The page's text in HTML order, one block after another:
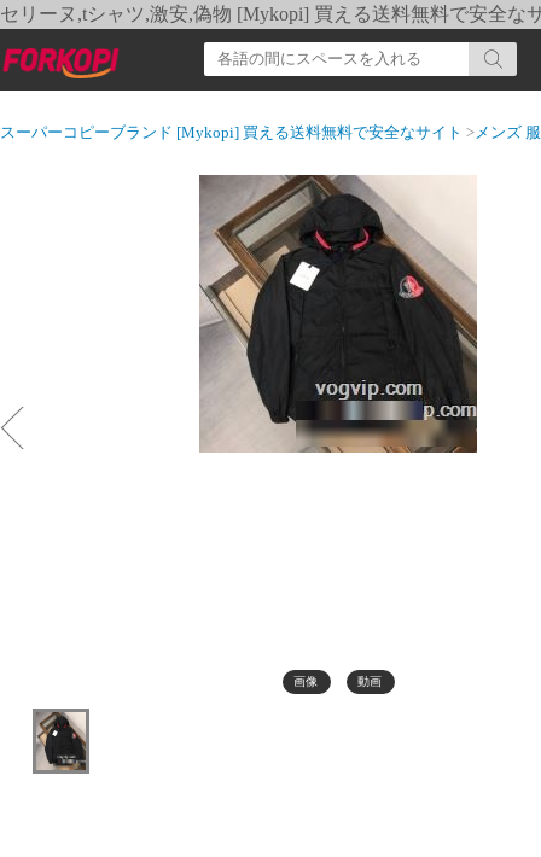
セリーヌ,tシャツ,激安,偽物 [Mykopi] 買える送料無料で安全な
スーパーコピーブランド [Mykopi] 買える送料無料で安全なサイト >メンズ 服
画像 動画